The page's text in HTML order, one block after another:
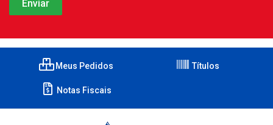
Meus Pedidos Títulos
Notas Fiscais